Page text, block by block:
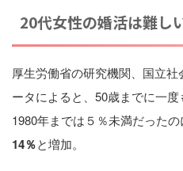
20代女性の婚活は難し
厚生労働省の研究機関、国立
ータによると、50歳までに一
1980年までは５％未満だったの
14％と増加。